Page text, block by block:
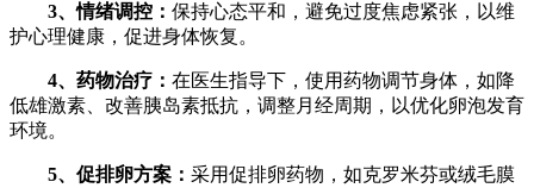
3、情绪调控： 保持心态平和，避免过度焦虑紧张，以维
护心理健康，促进身体恢复。
4、药物治疗： 在医生指导下，使用药物调节身体，如降
低雄激素、改善胰岛素抵抗，调整月经周期，以优化卵泡发育
环境。
5、促排卵方案： 采用促排卵药物，如克罗米芬或绒毛膜